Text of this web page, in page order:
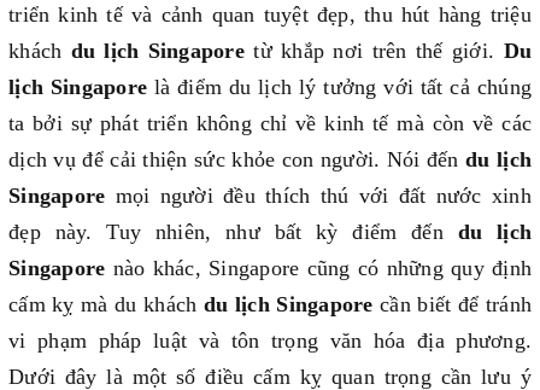
triển kinh tế và cảnh quan tuyệt đẹp, thu hút hàng triệu
khách du lịch Singaporetừ khắp nơi trên thế giới. Du
lịch Singapore là điểm du lịch lý tưởng với tất cả chúng
ta bởi sự phát triển không chỉ về kinh tế mà còn về các
dịch vụ để cải thiện sức khỏe con người. Nói đếndu lịch
Singapore mọi người đều thích thú với đất nước xinh
đẹp này. Tuy nhiên, như bất kỳ điểm đến du lịch
Singapore nào khác, Singapore cũng có những quy định
cấm kỵ mà du khách du lịch Singapore cần biết để tránh
vi phạm pháp luật và tôn trọng văn hóa địa phương.
Dưới đây là một số điều cấm kỵ quan trọng cần lưu ý